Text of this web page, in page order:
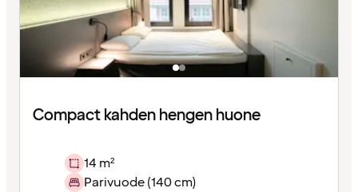
Compact kahden hengen huone
14 m²
Parivuode (140 cm)